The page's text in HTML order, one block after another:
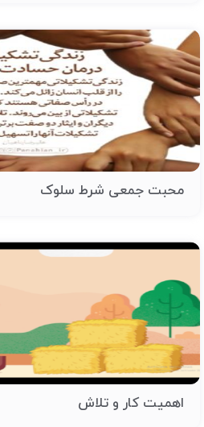
محبت جمعی شرط سلوک
اهمیت کار و تلاش